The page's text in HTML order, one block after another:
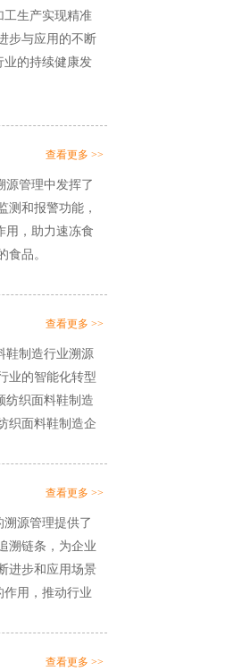
工生产实现精准
步与应用的不断
业的持续健康发
查看更多 >>
源管理中发挥了
测和报警功能，
用，助力速冻食
食品。
查看更多 >>
鞋制造行业溯源
业的智能化转型
纺织面料鞋制造
织面料鞋制造企
查看更多 >>
溯源管理提供了
溯链条，为企业
进步和应用场景
作用，推动行业
查看更多 >>